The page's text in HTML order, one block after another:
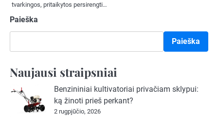
tvarkingos, pritaikytos persirengti…
Paieška
Paieška
Naujausi straipsniai
Benzininiai kultivatoriai privačiam sklypui:
ką žinoti prieš perkant?
2 rugpjūčio, 2026